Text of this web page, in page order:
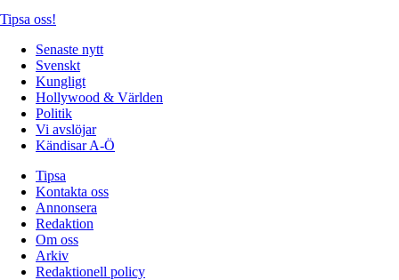
Tipsa oss!
Senaste nytt
Svenskt
Kungligt
Hollywood & Världen
Politik
Vi avslöjar
Kändisar A-Ö
Tipsa
Kontakta oss
Annonsera
Redaktion
Om oss
Arkiv
Redaktionell policy